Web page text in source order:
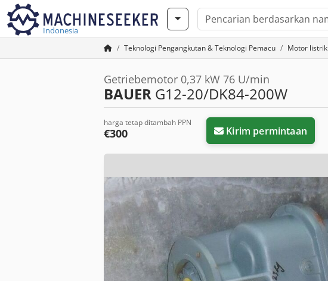
Indonesia
Teknologi Pengangkutan & Teknologi Pemacu Motor listrik
Getriebemotor 0,37 kW 76 U/min
BAUER G12-20/DK84-200W
harga tetap ditambah PPN
€300 Kirim permintaan